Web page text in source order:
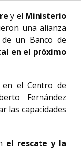
y el Ministerio
una alianza
un Banco de
en el próximo
en el Centro de
Fernández
las capacidades
el rescate y la